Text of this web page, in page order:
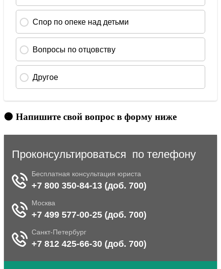
🟠 Напишите свой вопрос в форму ниже